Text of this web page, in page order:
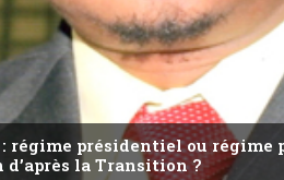
: régime présidentiel ou
la Transition ?